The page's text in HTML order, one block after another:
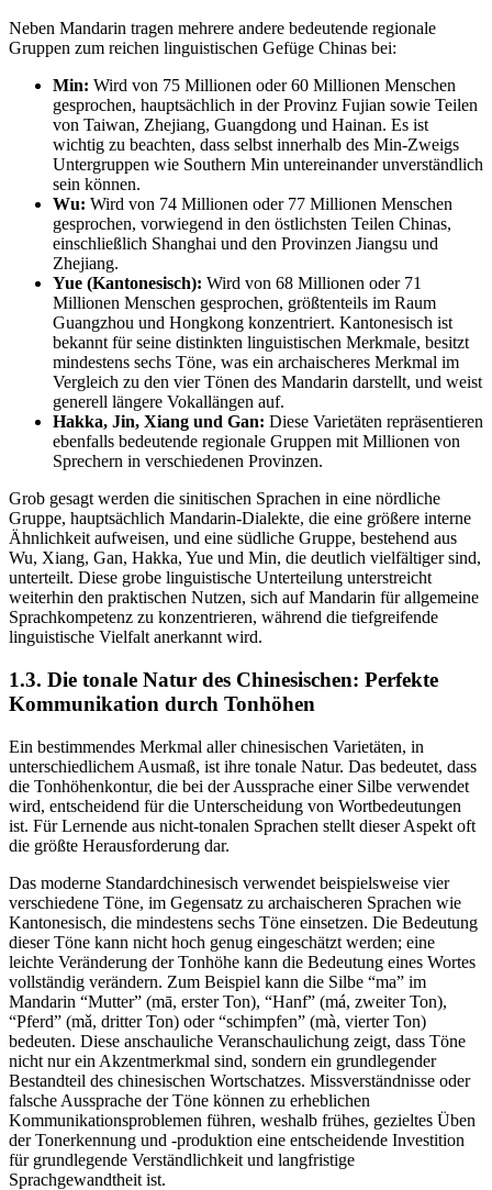
Neben Mandarin tragen mehrere andere bedeutende regionale
Gruppen zum reichen linguistischen Gefüge Chinas bei:
Min: Wird von 75 Millionen oder 60 Millionen Menschen
gesprochen, hauptsächlich in der Provinz Fujian sowie Teilen
von Taiwan, Zhejiang, Guangdong und Hainan. Es ist
wichtig zu beachten, dass selbst innerhalb des Min-Zweigs
Untergruppen wie Southern Min untereinander unverständlich
sein können.
Wu: Wird von 74 Millionen oder 77 Millionen Menschen
gesprochen, vorwiegend in den östlichsten Teilen Chinas,
einschließlich Shanghai und den Provinzen Jiangsu und
Zhejiang.
Yue (Kantonesisch): Wird von 68 Millionen oder 71
Millionen Menschen gesprochen, größtenteils im Raum
Guangzhou und Hongkong konzentriert. Kantonesisch ist
bekannt für seine distinkten linguistischen Merkmale, besitzt
mindestens sechs Töne, was ein archaischeres Merkmal im
Vergleich zu den vier Tönen des Mandarin darstellt, und weist
generell längere Vokallängen auf.
Hakka, Jin, Xiang und Gan: Diese Varietäten repräsentieren
ebenfalls bedeutende regionale Gruppen mit Millionen von
Sprechern in verschiedenen Provinzen.
Grob gesagt werden die sinitischen Sprachen in eine nördliche
Gruppe, hauptsächlich Mandarin-Dialekte, die eine größere interne
Ähnlichkeit aufweisen, und eine südliche Gruppe, bestehend aus
Wu, Xiang, Gan, Hakka, Yue und Min, die deutlich vielfältiger sind,
unterteilt. Diese grobe linguistische Unterteilung unterstreicht
weiterhin den praktischen Nutzen, sich auf Mandarin für allgemeine
Sprachkompetenz zu konzentrieren, während die tiefgreifende
linguistische Vielfalt anerkannt wird.
1.3. Die tonale Natur des Chinesischen: Perfekte
Kommunikation durch Tonhöhen
Ein bestimmendes Merkmal aller chinesischen Varietäten, in
unterschiedlichem Ausmaß, ist ihre tonale Natur. Das bedeutet, dass
die Tonhöhenkontur, die bei der Aussprache einer Silbe verwendet
wird, entscheidend für die Unterscheidung von Wortbedeutungen
ist. Für Lernende aus nicht-tonalen Sprachen stellt dieser Aspekt oft
die größte Herausforderung dar.
Das moderne Standardchinesisch verwendet beispielsweise vier
verschiedene Töne, im Gegensatz zu archaischeren Sprachen wie
Kantonesisch, die mindestens sechs Töne einsetzen. Die Bedeutung
dieser Töne kann nicht hoch genug eingeschätzt werden; eine
leichte Veränderung der Tonhöhe kann die Bedeutung eines Wortes
vollständig verändern. Zum Beispiel kann die Silbe “ma” im
Mandarin “Mutter” (mā, erster Ton), “Hanf” (má, zweiter Ton),
“Pferd” (mǎ, dritter Ton) oder “schimpfen” (mà, vierter Ton)
bedeuten. Diese anschauliche Veranschaulichung zeigt, dass Töne
nicht nur ein Akzentmerkmal sind, sondern ein grundlegender
Bestandteil des chinesischen Wortschatzes. Missverständnisse oder
falsche Aussprache der Töne können zu erheblichen
Kommunikationsproblemen führen, weshalb frühes, gezieltes Üben
der Tonerkennung und -produktion eine entscheidende Investition
für grundlegende Verständlichkeit und langfristige
Sprachgewandtheit ist.